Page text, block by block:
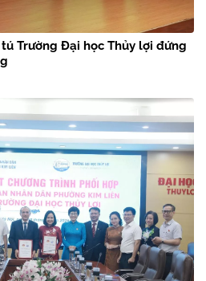
Trường Đại học Thủy lợi đứng